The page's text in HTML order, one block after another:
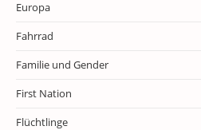
Europa
Fahrrad
Familie und Gender
First Nation
Flüchtlinge